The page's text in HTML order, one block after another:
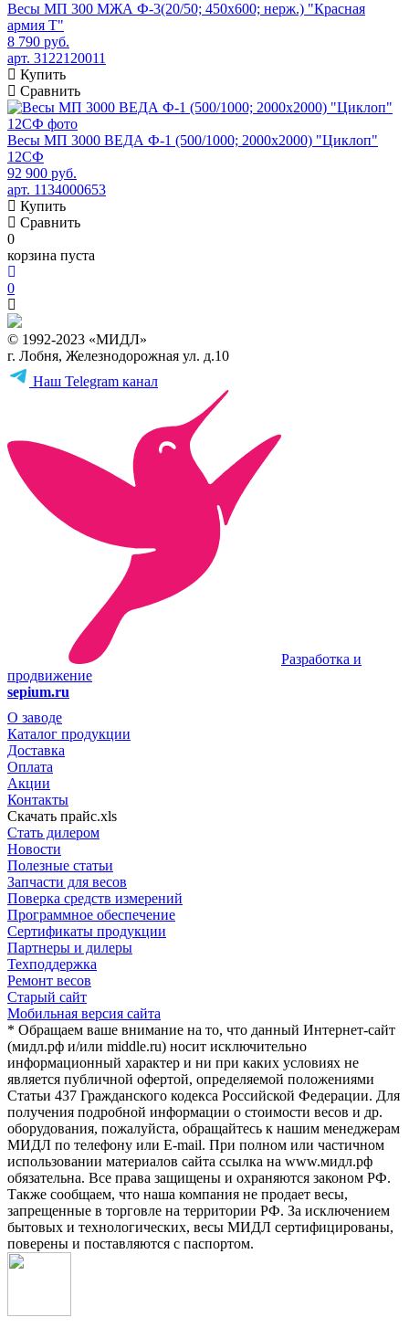
Весы МП 300 МЖА Ф-3(20/50; 450х600; нерж.) "Красная
армия Т"
8 790 руб.
арт. 3122120011
Купить
Сравнить
Весы МП 3000 ВЕДА Ф-1 (500/1000; 2000х2000) "Циклоп"
12СФ
92 900 руб.
арт. 1134000653
Купить
Сравнить
0
корзина пуста
0
© 1992-2023 «МИДЛ»
г. Лобня, Железнодорожная ул. д.10
Наш Telegram канал
Разработка и
продвижение
sepium.ru
О заводе
Каталог продукции
Доставка
Оплата
Акции
Контакты
Скачать прайс.xls
Стать дилером
Новости
Полезные статьи
Запчасти для весов
Поверка средств измерений
Программное обеспечение
Сертификаты продукции
Партнеры и дилеры
Техподдержка
Ремонт весов
Старый сайт
Мобильная версия сайта
* Обращаем ваше внимание на то, что данный Интернет-сайт
(мидл.рф и/или middle.ru) носит исключительно
информационный характер и ни при каких условиях не
является публичной офертой, определяемой положениями
Статьи 437 Гражданского кодекса Российской Федерации. Для
получения подробной информации о стоимости весов и др.
оборудования, пожалуйста, обращайтесь к нашим менеджерам
МИДЛ по телефону или E-mail. При полном или частичном
использовании материалов сайта ссылка на www.мидл.рф
обязательна. Все права защищены и охраняются законом РФ.
Также сообщаем, что наша компания не продает весы,
запрещенные в торговле на территории РФ. За исключением
бытовых и технологических, весы МИДЛ сертифицированы,
поверены и поставляются с паспортом.